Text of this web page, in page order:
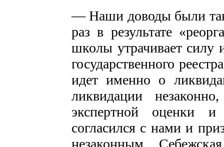
— Наши доводы были
раз в результате
школы утрачивает силу
государственного
идет именно о
ликвидации
экспертной оценки
согласился с нами и
незаконным.